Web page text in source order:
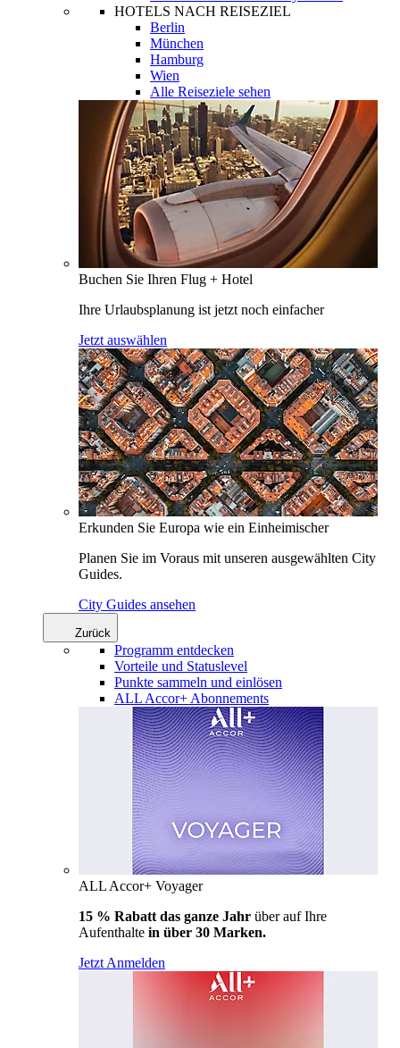
HOTELS NACH REISEZIEL
Berlin
München
Hamburg
Wien
Alle Reiseziele sehen
Buchen Sie Ihren Flug + Hotel
Ihre Urlaubsplanung ist jetzt noch einfacher
Jetzt auswählen
Erkunden Sie Europa wie ein Einheimischer
Planen Sie im Voraus mit unseren ausgewählten City
Guides.
City Guides ansehen
Zurück
Programm entdecken
Vorteile und Statuslevel
Punkte sammeln und einlösen
ALL Accor+ Abonnements
ALL Accor+ Voyager
15 % Rabatt das ganze Jahr über auf Ihre
Aufenthalte in über 30 Marken.
Jetzt Anmelden